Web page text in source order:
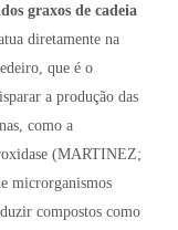
graxos de cadeia
diretamente na
que é o
a produção das
como a
(MARTINEZ;
microrganismos
compostos como